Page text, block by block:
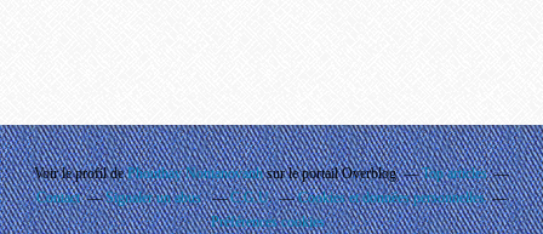
Voir le profil dePhouthay Nontanovanhsur le portail Overblog
Top articles
Contact
Signaler un abus C.G.U.
Cookies et données personnelles
Préférences cookies